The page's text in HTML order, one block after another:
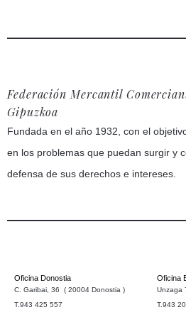
Federación Mercantil
Gipuzkoa
Fundada en el año 1932, con el
en los problemas que puedan surgir y
defensa de sus derechos e intereses.
Oficina Donostia
C. Garibai, 36 ( 20004 Donostia )
T.943 425 557
Oficina
Unzaga
T.943